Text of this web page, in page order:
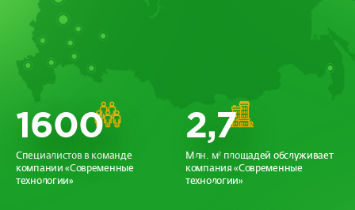
1600
Специалистов в команде
компании «Современные
технологии»
2,7
Млн. м² площадей обслуживает
компания «Современные
технологии»